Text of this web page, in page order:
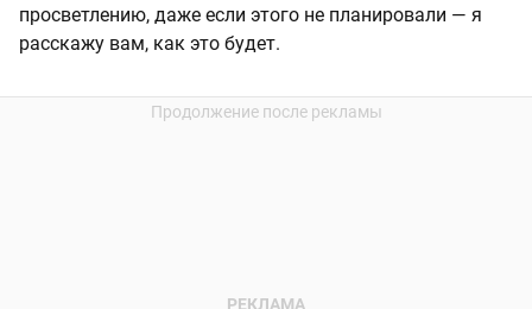
просветлению, даже если этого не планировали — я
расскажу вам, как это будет.